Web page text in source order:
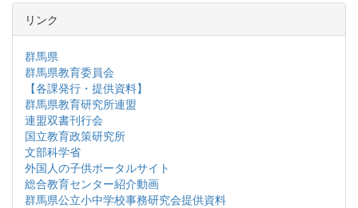
リンク
群馬県
群馬県教育委員会
【各課発行・提供資料】
群馬県教育研究所連盟
連盟双書刊行会
国立教育政策研究所
文部科学省
外国人の子供ポータルサイト
総合教育センター紹介動画
群馬県公立小中学校事務研究会提供資料